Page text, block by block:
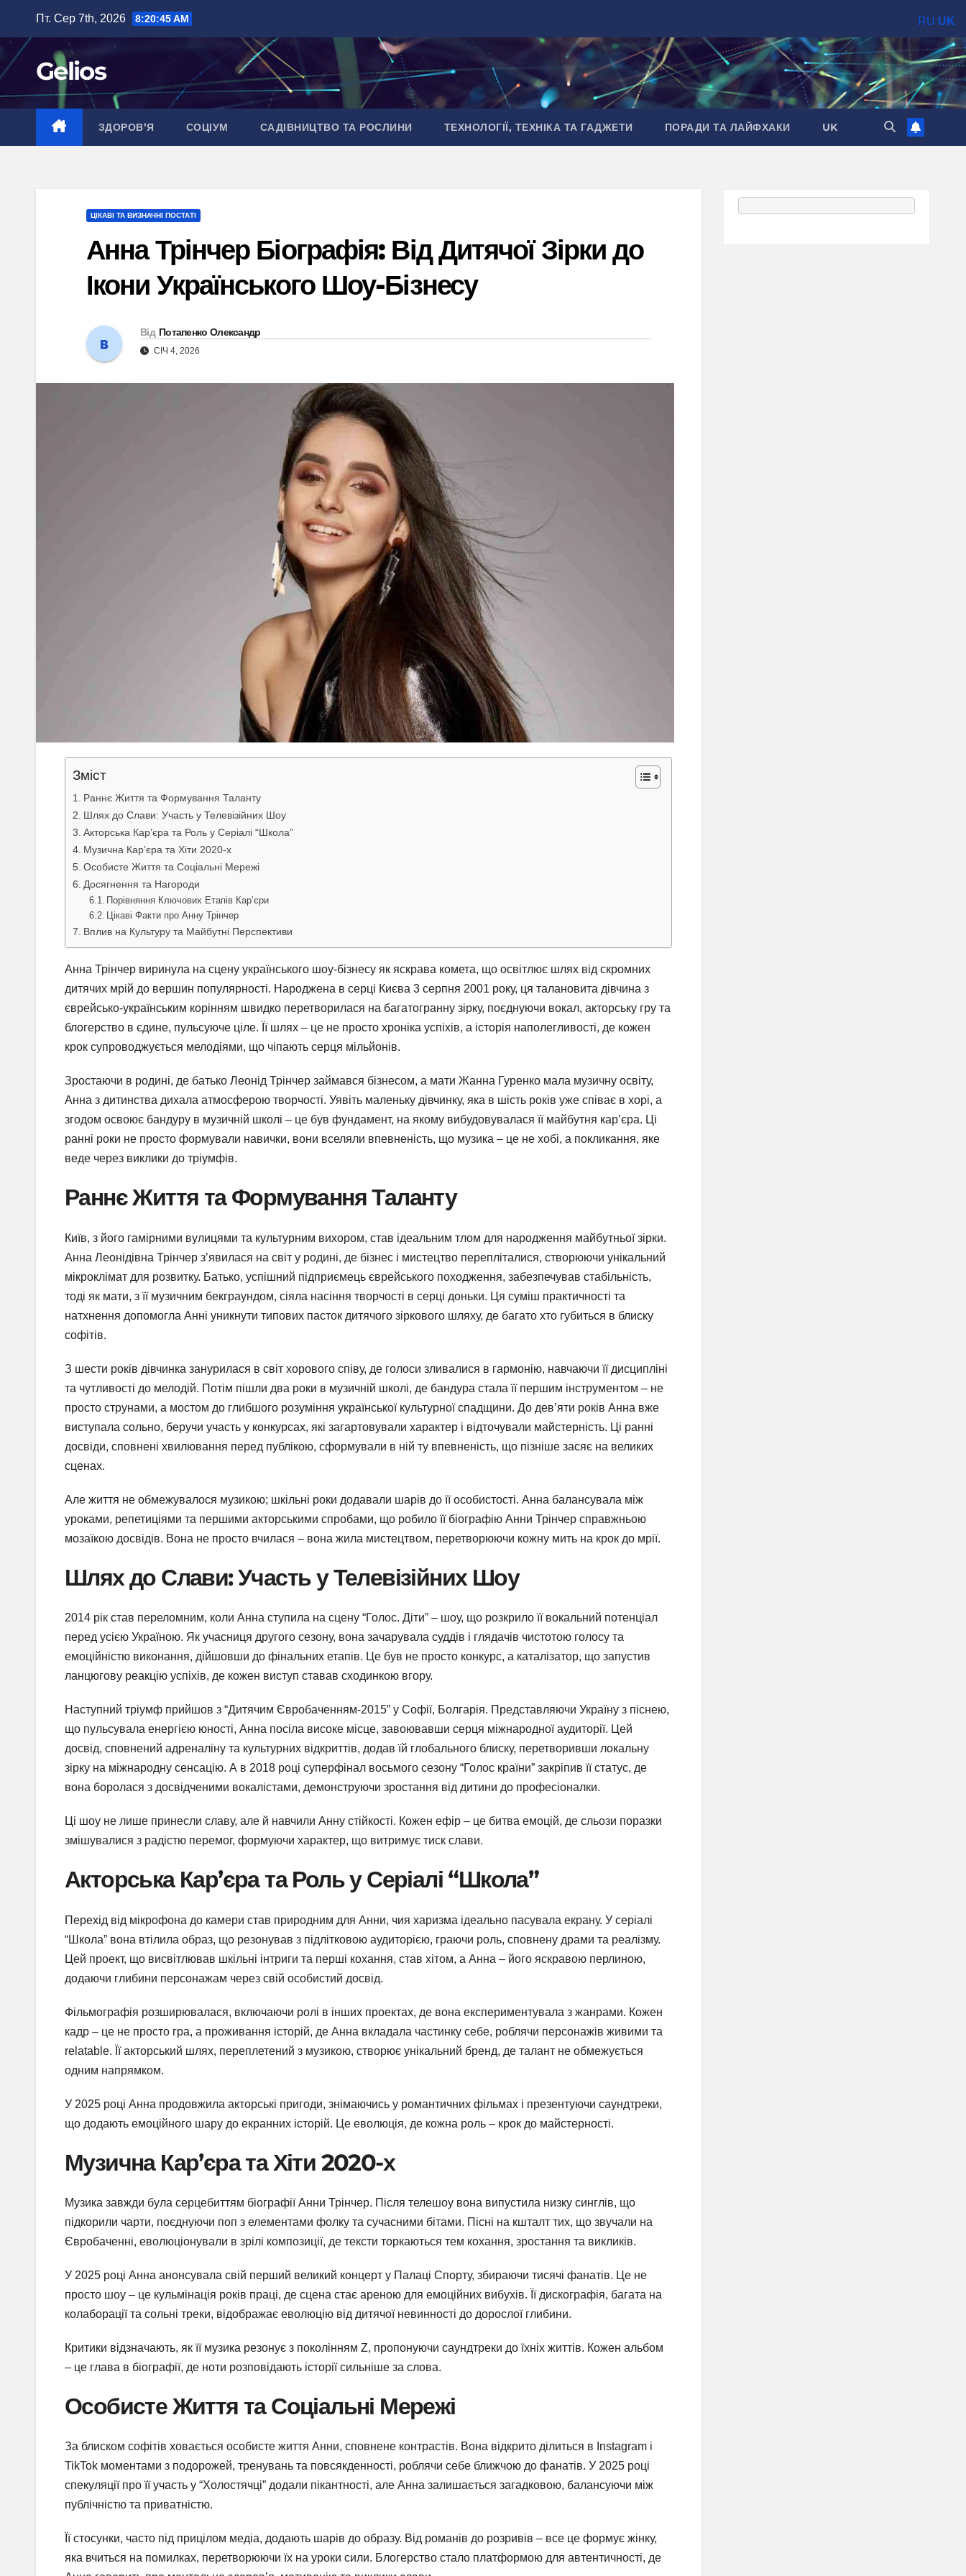
вмісту
Пт. Сер 7th, 2026 8:20:46 AM
Gelios
ЗДОРОВ’Я СОЦІУМ САДІВНИЦТВО ТА РОСЛИНИ ТЕХНОЛОГІЇ, ТЕХНІКА ТА ГАДЖЕТИ ПОРАДИ ТА ЛАЙФХАКИ UK
ЦІКАВІ ТА ВИЗНАЧНІ ПОСТАТІ
Анна Трінчер Біографія: Від Дитячої Зірки до
Ікони Українського Шоу-Бізнесу
Від Потапенко Олександр
СІЧ 4, 2026
Зміст
Раннє Життя та Формування Таланту
Шлях до Слави: Участь у Телевізійних Шоу
Акторська Кар’єра та Роль у Серіалі “Школа”
Музична Кар’єра та Хіти 2020-х
Особисте Життя та Соціальні Мережі
Досягнення та Нагороди
Порівняння Ключових Етапів Кар’єри
Цікаві Факти про Анну Трінчер
Вплив на Культуру та Майбутні Перспективи
Анна Трінчер виринула на сцену українського шоу-бізнесу як яскрава комета, що освітлює шлях від скромних
дитячих мрій до вершин популярності. Народжена в серці Києва 3 серпня 2001 року, ця талановита дівчина з
єврейсько-українським корінням швидко перетворилася на багатогранну зірку, поєднуючи вокал, акторську гру та
блогерство в єдине, пульсуюче ціле. Її шлях – це не просто хроніка успіхів, а історія наполегливості, де кожен
крок супроводжується мелодіями, що чіпають серця мільйонів.
Зростаючи в родині, де батько Леонід Трінчер займався бізнесом, а мати Жанна Гуренко мала музичну освіту,
Анна з дитинства дихала атмосферою творчості. Уявіть маленьку дівчинку, яка в шість років уже співає в хорі, а
згодом освоює бандуру в музичній школі – це був фундамент, на якому вибудовувалася її майбутня кар’єра. Ці
ранні роки не просто формували навички, вони вселяли впевненість, що музика – це не хобі, а покликання, яке
веде через виклики до тріумфів.
Раннє Життя та Формування Таланту
Київ, з його гамірними вулицями та культурним вихором, став ідеальним тлом для народження майбутньої зірки.
Анна Леонідівна Трінчер з’явилася на світ у родині, де бізнес і мистецтво перепліталися, створюючи унікальний
мікроклімат для розвитку. Батько, успішний підприємець єврейського походження, забезпечував стабільність,
тоді як мати, з її музичним бекграундом, сіяла насіння творчості в серці доньки. Ця суміш практичності та
натхнення допомогла Анні уникнути типових пасток дитячого зіркового шляху, де багато хто губиться в блиску
софітів.
З шести років дівчинка занурилася в світ хорового співу, де голоси зливалися в гармонію, навчаючи її дисципліні
та чутливості до мелодій. Потім пішли два роки в музичній школі, де бандура стала її першим інструментом – не
просто струнами, а мостом до глибшого розуміння української культурної спадщини. До дев’яти років Анна вже
виступала сольно, беручи участь у конкурсах, які загартовували характер і відточували майстерність. Ці ранні
досвіди, сповнені хвилювання перед публікою, сформували в ній ту впевненість, що пізніше засяє на великих
сценах.
Але життя не обмежувалося музикою; шкільні роки додавали шарів до її особистості. Анна балансувала між
уроками, репетиціями та першими акторськими спробами, що робило її біографію Анни Трінчер справжньою
мозаїкою досвідів. Вона не просто вчилася – вона жила мистецтвом, перетворюючи кожну мить на крок до мрії.
Шлях до Слави: Участь у Телевізійних Шоу
2014 рік став переломним, коли Анна ступила на сцену “Голос. Діти” – шоу, що розкрило її вокальний потенціал
перед усією Україною. Як учасниця другого сезону, вона зачарувала суддів і глядачів чистотою голосу та
емоційністю виконання, дійшовши до фінальних етапів. Це був не просто конкурс, а каталізатор, що запустив
ланцюгову реакцію успіхів, де кожен виступ ставав сходинкою вгору.
Наступний тріумф прийшов з “Дитячим Євробаченням-2015” у Софії, Болгарія. Представляючи Україну з піснею,
що пульсувала енергією юності, Анна посіла високе місце, завоювавши серця міжнародної аудиторії. Цей
досвід, сповнений адреналіну та культурних відкриттів, додав їй глобального блиску, перетворивши локальну
зірку на міжнародну сенсацію. А в 2018 році суперфінал восьмого сезону “Голос країни” закріпив її статус, де
вона боролася з досвідченими вокалістами, демонструючи зростання від дитини до професіоналки.
Ці шоу не лише принесли славу, але й навчили Анну стійкості. Кожен ефір – це битва емоцій, де сльози поразки
змішувалися з радістю перемог, формуючи характер, що витримує тиск слави.
Акторська Кар’єра та Роль у Серіалі “Школа”
Перехід від мікрофона до камери став природним для Анни, чия харизма ідеально пасувала екрану. У серіалі
“Школа” вона втілила образ, що резонував з підлітковою аудиторією, граючи роль, сповнену драми та реалізму.
Цей проект, що висвітлював шкільні інтриги та перші кохання, став хітом, а Анна – його яскравою перлиною,
додаючи глибини персонажам через свій особистий досвід.
Фільмографія розширювалася, включаючи ролі в інших проектах, де вона експериментувала з жанрами. Кожен
кадр – це не просто гра, а проживання історій, де Анна вкладала частинку себе, роблячи персонажів живими та
relatable. Її акторський шлях, переплетений з музикою, створює унікальний бренд, де талант не обмежується
одним напрямком.
У 2025 році Анна продовжила акторські пригоди, знімаючись у романтичних фільмах і презентуючи саундтреки,
що додають емоційного шару до екранних історій. Це еволюція, де кожна роль – крок до майстерності.
Музична Кар’єра та Хіти 2020-х
Музика завжди була серцебиттям біографії Анни Трінчер. Після телешоу вона випустила низку синглів, що
підкорили чарти, поєднуючи поп з елементами фолку та сучасними бітами. Пісні на кшталт тих, що звучали на
Євробаченні, еволюціонували в зрілі композиції, де тексти торкаються тем кохання, зростання та викликів.
У 2025 році Анна анонсувала свій перший великий концерт у Палаці Спорту, збираючи тисячі фанатів. Це не
просто шоу – це кульмінація років праці, де сцена стає ареною для емоційних вибухів. Її дискографія, багата на
колаборації та сольні треки, відображає еволюцію від дитячої невинності до дорослої глибини.
Критики відзначають, як її музика резонує з поколінням Z, пропонуючи саундтреки до їхніх життів. Кожен альбом
– це глава в біографії, де ноти розповідають історії сильніше за слова.
Особисте Життя та Соціальні Мережі
За блиском софітів ховається особисте життя Анни, сповнене контрастів. Вона відкрито ділиться в Instagram і
TikTok моментами з подорожей, тренувань та повсякденності, роблячи себе ближчою до фанатів. У 2025 році
спекуляції про її участь у “Холостячці” додали пікантності, але Анна залишається загадковою, балансуючи між
публічністю та приватністю.
Її стосунки, часто під прицілом медіа, додають шарів до образу. Від романів до розривів – все це формує жінку,
яка вчиться на помилках, перетворюючи їх на уроки сили. Блогерство стало платформою для автентичності, де
RU UK